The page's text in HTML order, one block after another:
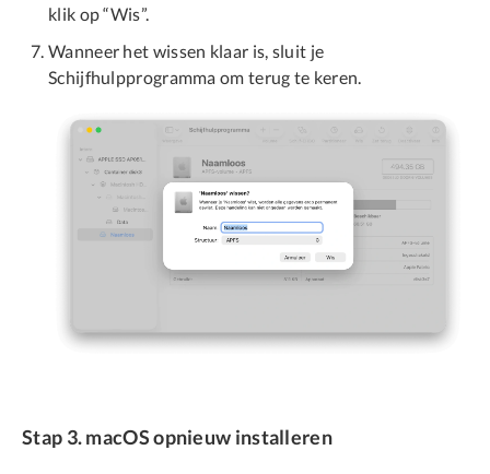
klik op “Wis”.
Wanneer het wissen klaar is, sluit je
Schijfhulpprogramma om terug te keren.
Stap 3. macOS opnieuw installeren